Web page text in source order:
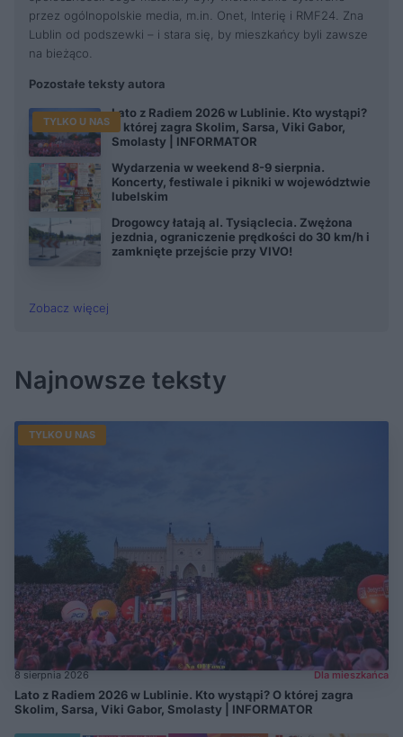
przez ogólnopolskie media, m.in. Onet, Interię i RMF24. Zna
Lublin od podszewki – i stara się, by mieszkańcy byli zawsze
na bieżąco.
Pozostałe teksty autora
TYLKO U NAS
Lato z Radiem 2026 w Lublinie. Kto wystąpi?
O której zagra Skolim, Sarsa, Viki Gabor,
Smolasty | INFORMATOR
Wydarzenia w weekend 8-9 sierpnia.
Koncerty, festiwale i pikniki w województwie
lubelskim
Drogowcy łatają al. Tysiąclecia. Zwężona
jezdnia, ograniczenie prędkości do 30 km/h i
zamknięte przejście przy VIVO!
Zobacz więcej
Najnowsze teksty
TYLKO U NAS
8 sierpnia 2026 Dla mieszkańca
Lato z Radiem 2026 w Lublinie. Kto wystąpi? O której zagra
Skolim, Sarsa, Viki Gabor, Smolasty | INFORMATOR